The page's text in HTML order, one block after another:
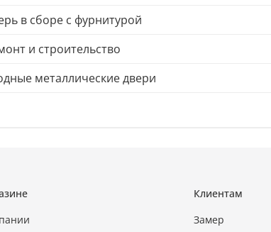
в сборе с фурнитурой
и строительство
металлические двери
Клиентам
Замер